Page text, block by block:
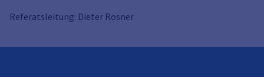
Referatsleitung: Dieter Rosner